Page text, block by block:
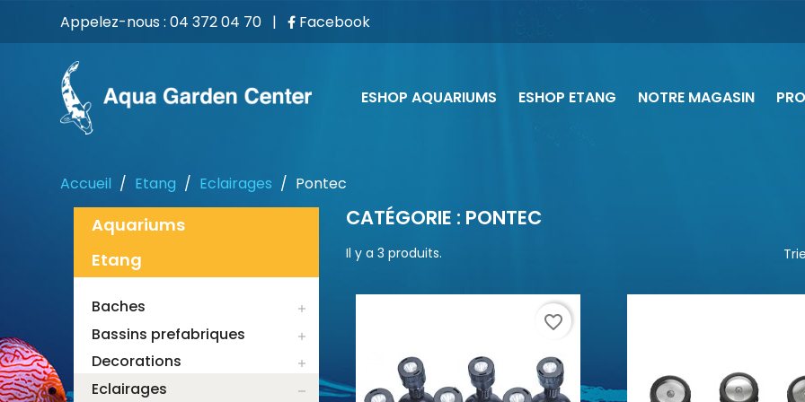
Appelez-nous : 04 372 04 70 | Facebook
ESHOP AQUARIUMS ESHOP ETANG NOTRE MAGASIN
Accueil Etang Eclairages Pontec
Aquariums
Etang
Baches 
Bassins prefabriques 
Decorations 
Eclairages 
CATÉGORIE : PONTEC
Il y a 3 produits.
favorite_border